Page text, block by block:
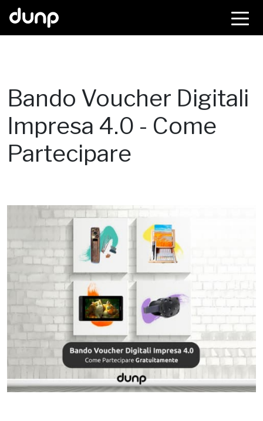
dunp
Bando Voucher Digitali
Impresa 4.0 - Come
Partecipare